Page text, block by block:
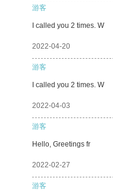
游客
I called you 2 times. W
2022-04-20
游客
I called you 2 times. W
2022-04-03
游客
Hello, Greetings fr
2022-02-27
游客